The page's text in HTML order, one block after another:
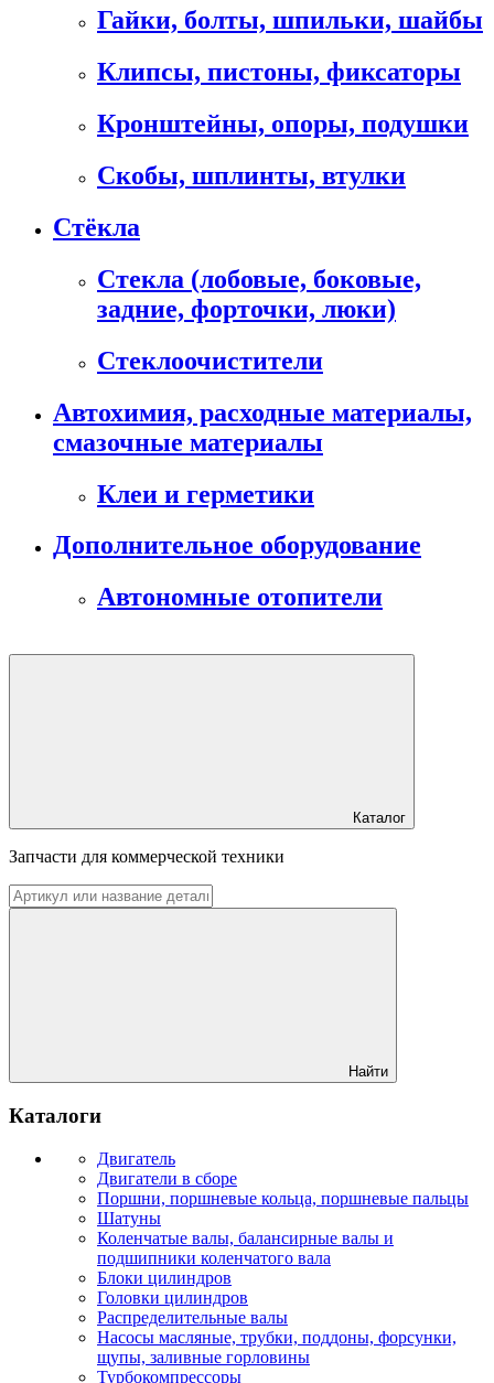
Гайки, болты, шпильки, шайбы
Клипсы, пистоны, фиксаторы
Кронштейны, опоры, подушки
Скобы, шплинты, втулки
Стёкла
Стекла (лобовые, боковые,
задние, форточки, люки)
Стеклоочистители
Автохимия, расходные материалы,
смазочные материалы
Клеи и герметики
Дополнительное оборудование
Автономные отопители
Каталог
Запчасти для коммерческой техники
Найти
Каталоги
Двигатель
Двигатели в сборе
Поршни, поршневые кольца, поршневые пальцы
Шатуны
Коленчатые валы, балансирные валы и
подшипники коленчатого вала
Блоки цилиндров
Головки цилиндров
Распределительные валы
Насосы масляные, трубки, поддоны, форсунки,
щупы, заливные горловины
Турбокомпрессоры